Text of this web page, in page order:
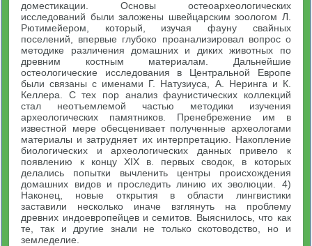
доместикации. Основы остеоархеологических
исследований были заложены швейцарским зоологом Л.
Рютимейером, который, изучая фауну свайных
поселений, впервые глубоко проанализировал вопрос о
методике различения домашних и диких животных по
древним костным материалам. Дальнейшие
остеологические исследования в Центральной Европе
были связаны с именами Г. Натузиуса, А. Неринга и К.
Келлера. С тех пор анализ фаунистических коллекций
стал неотъемлемой частью методики изучения
археологических памятников. Пренебрежение им в
известной мере обесценивает полученные археологами
материалы и затрудняет их интерпретацию. Накопление
биологических и археологических данных привело к
появлению к концу XIX в. первых сводок, в которых
делались попытки вычленить центры происхождения
домашних видов и проследить линию их эволюции. 4)
Наконец, новые открытия в области лингвистики
заставили несколько иначе взглянуть на проблему
древних индоевропейцев и семитов. Выяснилось, что как
те, так и другие знали не только скотоводство, но и
земледелие.